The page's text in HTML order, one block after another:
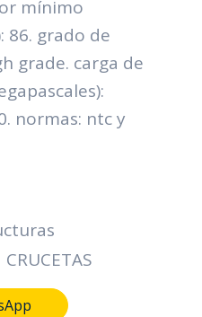
mínimo
86. grado de
grade. carga de
normas: ntc y